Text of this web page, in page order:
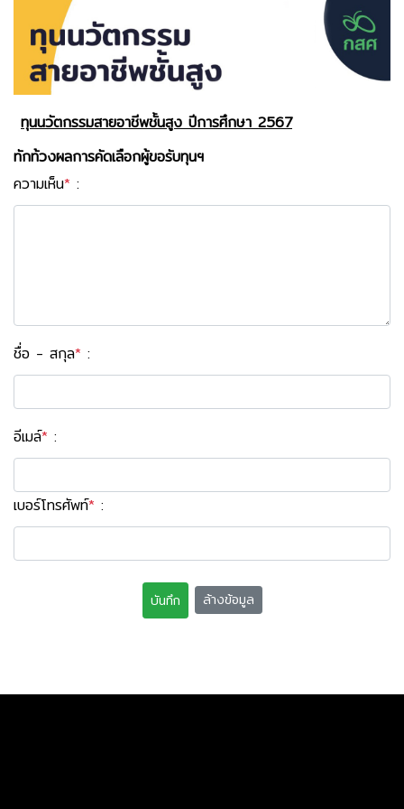
ทุนนวัตกรรมสายอาชีพชั้นสูง ปีการศึกษา 2567
ทักท้วงผลการคัดเลือกผู้ขอรับทุนฯ
ความเห็น* :
ชื่อ - สกุล* :
อีเมล์* :
เบอร์โทรศัพท์* :
บันทึก ล้างข้อมูล